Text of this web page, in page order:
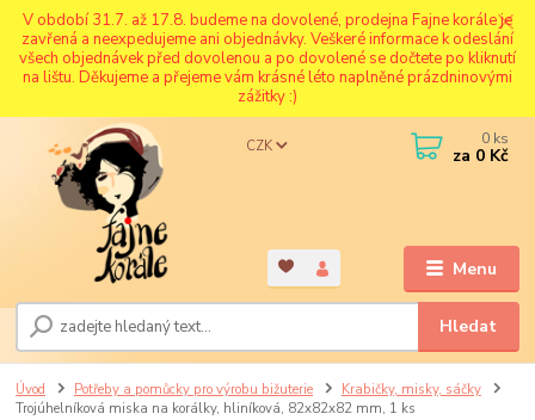
V období 31.7. až 17.8. budeme na dovolené, prodejna Fajne korále je
zavřená a neexpedujeme ani objednávky. Veškeré informace k odeslání
všech objednávek před dovolenou a po dovolené se dočtete po kliknutí
na lištu. Děkujeme a přejeme vám krásné léto naplněné prázdninovými
zážitky :)
Menu
CZK
Hledat
0 ks
za 0 Kč
Úvod Potřeby a pomůcky pro výrobu bižuterie
Krabičky, misky, sáčky
Trojúhelníková miska na korálky, hliníková, 82x82x82 mm, 1 ks